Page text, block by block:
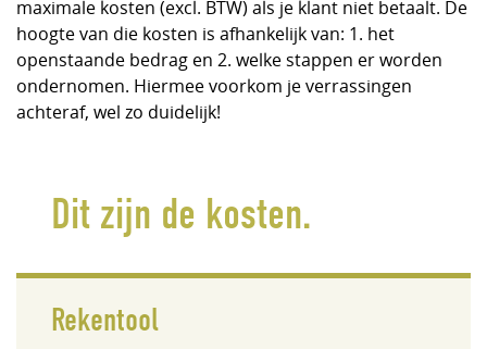
maximale kosten (excl. BTW) als je klant niet betaalt. De
hoogte van die kosten is afhankelijk van: 1. het
openstaande bedrag en 2. welke stappen er worden
ondernomen. Hiermee voorkom je verrassingen
achteraf, wel zo duidelijk!
Dit zijn de kosten.
Rekentool